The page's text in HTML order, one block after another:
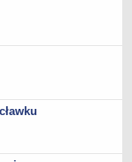
siedziby
wyborczych